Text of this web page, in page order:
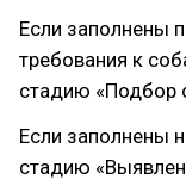
Если заполнены
требования к
стадию «Подбор
Если заполнены
стадию